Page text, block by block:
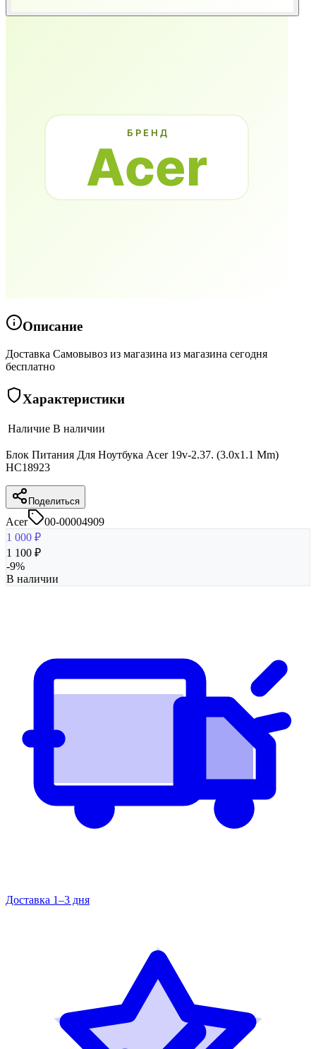
Описание
Доставка Самовывоз из магазина из магазина сегодня
бесплатно
Характеристики
Наличие В наличии
Блок Питания Для Ноутбука Acer 19v-2.37. (3.0x1.1 Mm)
HC18923
Поделиться
Acer
00-00004909
1 000 ₽
1 100 ₽
-9%
В наличии
Доставка 1–3 дня